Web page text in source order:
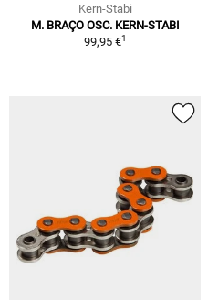
Kern-Stabi
M. BRAÇO OSC. KERN-STABI
99,95 €1